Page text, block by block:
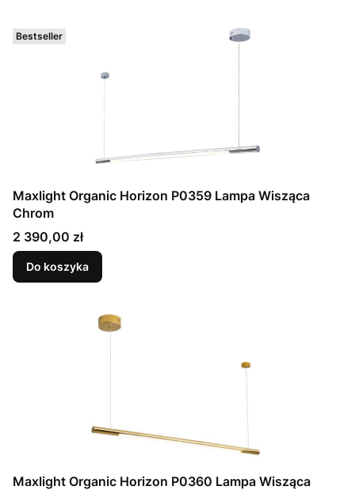
Bestseller
Maxlight Organic Horizon P0359 Lampa Wisząca
Chrom
Cena
2 390,00 zł
Do koszyka
Maxlight Organic Horizon P0360 Lampa Wisząca